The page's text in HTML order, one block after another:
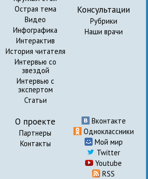
Острая тема
Видео
Инфографика
Интерактив
История читателя
Интервью со
звездой
Интервью с
экспертом
Статьи
Консультации
Рубрики
Наши врачи
О проекте
Партнеры
Контакты
Вконтакте
Одноклассники
Мой мир
Twitter
Youtube
RSS